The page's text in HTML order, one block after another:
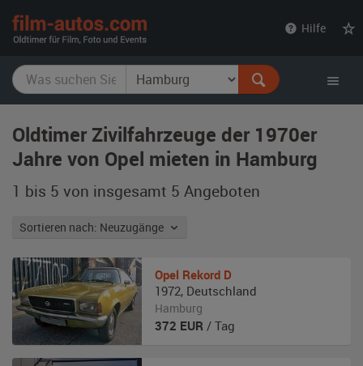
Hilfe
Oldtimer Zivilfahrzeuge der 1970er
Jahre von Opel mieten in Hamburg
1 bis 5 von insgesamt 5 Angeboten
Sortieren nach: Neuzugänge
Opel Rekord D
1972, Deutschland
Hamburg
372 EUR / Tag